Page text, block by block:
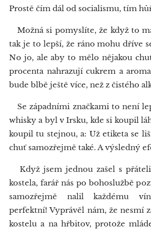
Prostě čím dál od socialismu, tím
Možná si pomyslíte, že když to
tak je to lepší, že ráno mohu dříve
No jo, ale aby to mělo nějakou
procenta nahrazují cukrem a
bude blbě ještě více, než z čistého
Se západními značkami to není
whisky a byl v Irsku, kde si koupil
koupil tu stejnou, a: Už etiketa se
chuť samozřejmě také. A výsledný
Když jsem jednou zašel s
kostela, farář nás po bohoslužbě
samozřejmě nalil každému
perfektní! Vyprávěl nám, že nesmí
kostelu a na hřbitov, protože